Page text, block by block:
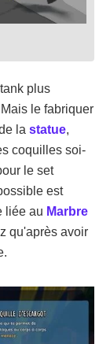
plus
le fabriquer
la statue,
coquilles soi-
le set
est
liée au Marbre
qu'après avoir